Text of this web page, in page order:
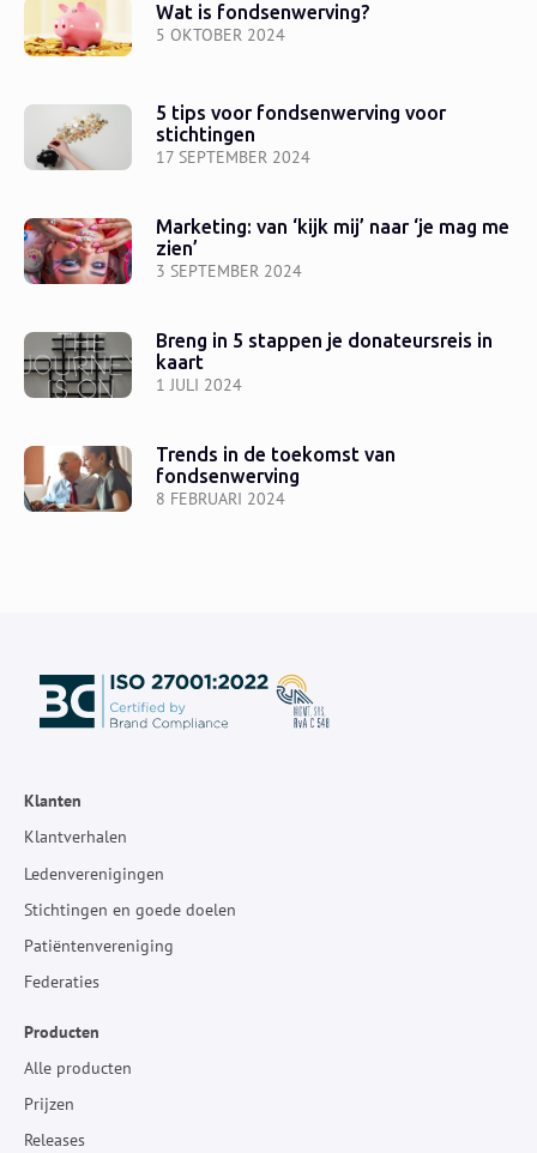
5 OKTOBER 2024
Wat is fondsenwerving?
17 SEPTEMBER 2024
5 tips voor fondsenwerving voor
stichtingen
3 SEPTEMBER 2024
Marketing: van ‘kijk mij’ naar ‘je mag me
zien’
1 JULI 2024
Breng in 5 stappen je donateursreis in
kaart
8 FEBRUARI 2024
Trends in de toekomst van
fondsenwerving
Klanten
Klantverhalen
Ledenverenigingen
Stichtingen en goede doelen
Patiëntenvereniging
Federaties
Producten
Alle producten
Prijzen
Releases